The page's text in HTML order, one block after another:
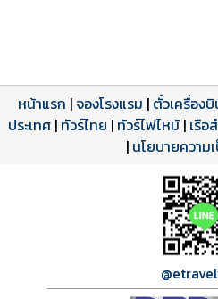
โปรแกรมทัวร์
ดาวน์โหล
รีวิวลูกค้าจริง
รีวิวจาก eTravelWay
ใบอนุญาตนำเที่ยว
เลขที่ 11/11450
เปิดห
หน้าแรก |จองโรงแรม | ตั๋วเครื่องบิ
ประเทศ | ทัวร์ไทย | ทัวร์ไฟไหม้ | เรือ
| นโยบายความ